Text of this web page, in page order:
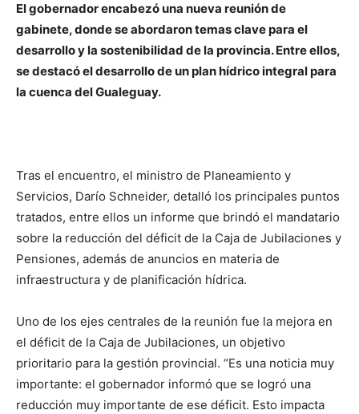
El gobernador encabezó una nueva reunión de
gabinete, donde se abordaron temas clave para el
desarrollo y la sostenibilidad de la provincia. Entre ellos,
se destacó el desarrollo de un plan hídrico integral para
la cuenca del Gualeguay.
Tras el encuentro, el ministro de Planeamiento y
Servicios, Darío Schneider, detalló los principales puntos
tratados, entre ellos un informe que brindó el mandatario
sobre la reducción del déficit de la Caja de Jubilaciones y
Pensiones, además de anuncios en materia de
infraestructura y de planificación hídrica.
Uno de los ejes centrales de la reunión fue la mejora en
el déficit de la Caja de Jubilaciones, un objetivo
prioritario para la gestión provincial. “Es una noticia muy
importante: el gobernador informó que se logró una
reducción muy importante de ese déficit. Esto impacta